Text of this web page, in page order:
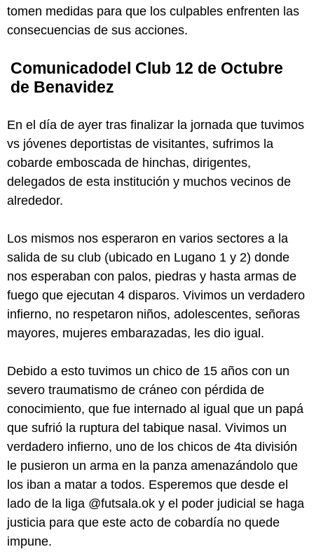
tomen medidas para que los culpables enfrenten las
consecuencias de sus acciones.
Comunicadodel Club 12 de Octubre
de Benavidez
En el día de ayer tras finalizar la jornada que tuvimos
vs jóvenes deportistas de visitantes, sufrimos la
cobarde emboscada de hinchas, dirigentes,
delegados de esta institución y muchos vecinos de
alrededor.
Los mismos nos esperaron en varios sectores a la
salida de su club (ubicado en Lugano 1 y 2) donde
nos esperaban con palos, piedras y hasta armas de
fuego que ejecutan 4 disparos. Vivimos un verdadero
infierno, no respetaron niños, adolescentes, señoras
mayores, mujeres embarazadas, les dio igual.
Debido a esto tuvimos un chico de 15 años con un
severo traumatismo de cráneo con pérdida de
conocimiento, que fue internado al igual que un papá
que sufrió la ruptura del tabique nasal. Vivimos un
verdadero infierno, uno de los chicos de 4ta división
le pusieron un arma en la panza amenazándolo que
los iban a matar a todos. Esperemos que desde el
lado de la liga @futsala.ok y el poder judicial se haga
justicia para que este acto de cobardía no quede
impune.